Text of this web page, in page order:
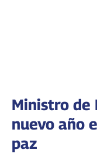
Ministro de
nuevo año
paz